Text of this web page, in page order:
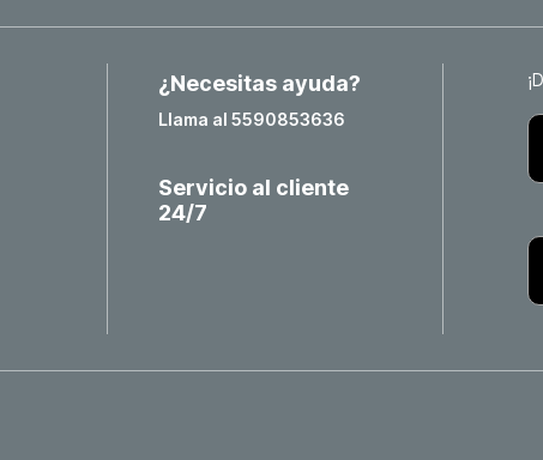
¿Necesitas ayuda?
Llama al 5590853636
Servicio al cliente
24/7